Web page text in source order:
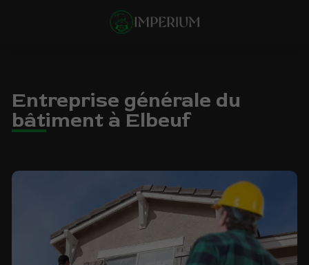
Entreprise générale du
bâtiment à Elbeuf